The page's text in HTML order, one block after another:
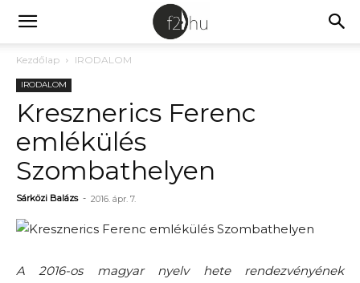
Kezdőlap IRODALOM
IRODALOM
Kresznerics Ferenc
emlékülés
Szombathelyen
Sárközi Balázs - 2016. ápr. 7.
A 2016-os magyar nyelv hete rendezvényének